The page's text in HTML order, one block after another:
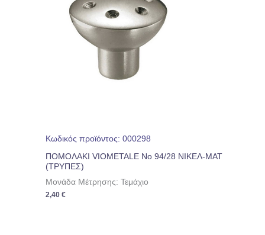
Κωδικός προϊόντος: 000298
ΠΟΜΟΛΑΚΙ VIOMETALE Νο 94/28 ΝΙΚΕΛ-ΜΑΤ
(ΤΡΥΠΕΣ)
Μονάδα Μέτρησης: Τεμάχιο
2,40€